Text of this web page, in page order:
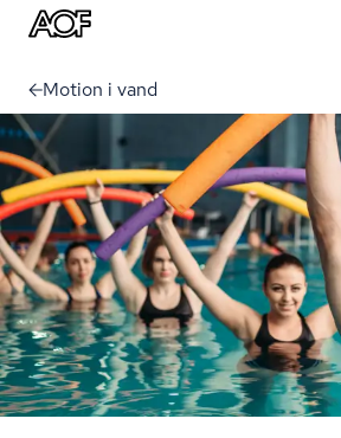
Motion i vand